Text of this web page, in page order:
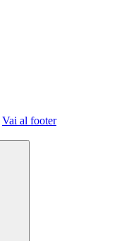
Vai al footer